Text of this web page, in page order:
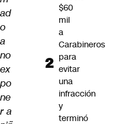
ad
o
a
no
ex
po
ne
r a
$60
mil
a
Carabineros
para
evitar
una
infracción
y
terminó